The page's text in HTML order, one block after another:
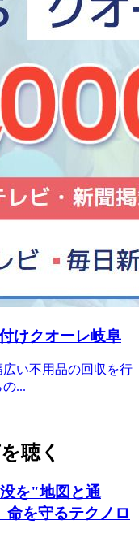
けクオーレ岐阜
い不用品の回収を行
...
聴く
を"地図と通
を守るテクノロ